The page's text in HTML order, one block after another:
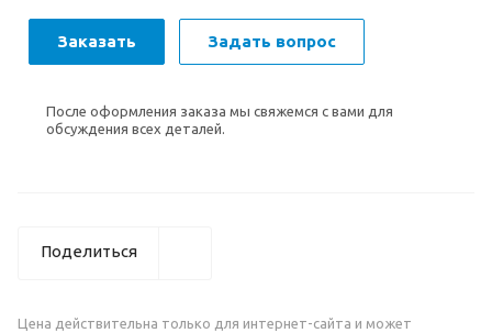
Заказать Задать вопрос
После оформления заказа мы свяжемся с вами для
обсуждения всех деталей.
Поделиться
Цена действительна только для интернет-сайта и может